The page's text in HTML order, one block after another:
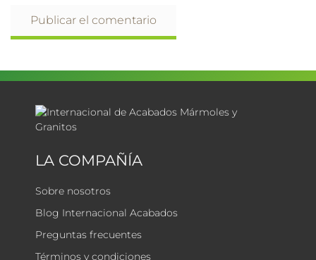
LA COMPAÑÍA
Sobre nosotros
Blog Internacional Acabados
Preguntas frecuentes
Términos y condiciones